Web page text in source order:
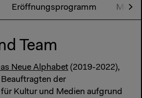
Eröffnungsprogramm
Team
Neue Alphabet (2019-2022),
der
Kultur und Medien aufgrund